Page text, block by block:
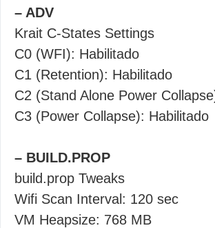
– ADV
Krait C-States Settings
C0 (WFI): Habilitado
C1 (Retention): Habilitado
C2 (Stand Alone Power
C3 (Power Collapse): Habilitado
– BUILD.PROP
build.prop Tweaks
Wifi Scan Interval: 120 sec
VM Heapsize: 768 MB